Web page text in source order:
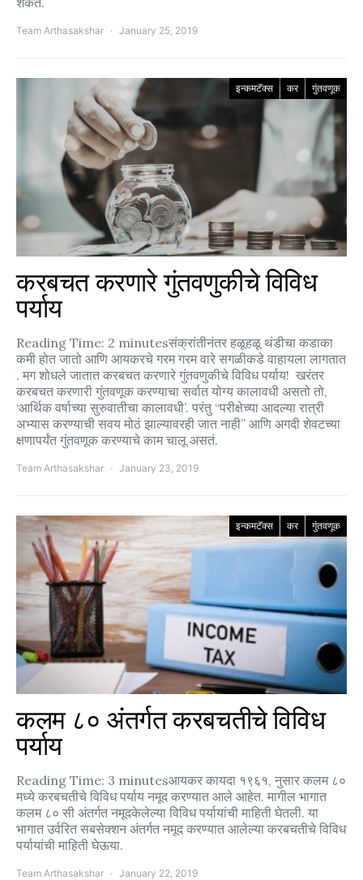
Team Arthasakshar January 25, 2019
इन्कमटॅक्स कर गुंतवणूक
करबचत करणारे गुंतवणुकीचे विविध
पर्याय
Reading Time: 2 minutesसंक्रांतीनंतर हळूहळू थंडीचा कडाका
कमी होत जातो आणि आयकरचे गरम गरम वारे सगळीकडे वाहायला लागतात
. मग शोधले जातात करबचत करणारे गुंतवणुकीचे विविध पर्याय! खरंतर
करबचत करणारी गुंतवणूक करण्याचा सर्वात योग्य कालावधी असतो तो,
‘आर्थिक वर्षाच्या सुरुवातीचा कालावधी’. परंतु “परीक्षेच्या आदल्या रात्री
अभ्यास करण्याची सवय मोठं झाल्यावरही जात नाही” आणि अगदी शेवटच्या
क्षणापर्यंत गुंतवणूक करण्याचे काम चालू असतं.
Team Arthasakshar January 23, 2019
इन्कमटॅक्स कर गुंतवणूक
कलम ८० अंतर्गत करबचतीचे विविध
पर्याय
Reading Time: 3 minutesआयकर कायदा १९६१, नुसार कलम ८०
मध्ये करबचतीचे विविध पर्याय नमूद करण्यात आले आहेत. मागील भागात
कलम ८० सी अंतर्गत नमूदकेलेल्या विविध पर्यायांची माहिती घेतली. या
भागात उर्वरित सबसेक्शन अंतर्गत नमूद करण्यात आलेल्या करबचतीचे विविध
पर्यायांची माहिती घेऊया.
Team Arthasakshar January 22, 2019